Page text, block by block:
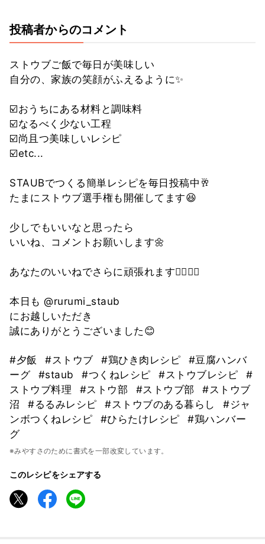
投稿者からのコメント
ストウブご飯で毎日が美味しい
自分の、家族の笑顔がふえるように✨
☑️おうちにある材料と調味料
☑️なるべく少ない工程
☑️尚且つ美味しいレシピ
☑️etc...
STAUBでつくる簡単レシピを毎日投稿中🥂
たまにストウブ選手権も開催してます😆
少しでもいいなと思ったら
いいね、コメントお願いします🌼
あなたのいいねでさらに頑張れます🙇‍♀️🙇‍♂️
本日も @rurumi_staub
にお越しいただき
誠にありがとうございました😊
#夕飯 #ストウブ #鶏ひき肉レシピ
#豆腐ハンバ
ーグ
#staub #つくねレシピ #ストウブレシピ
#
ストウブ料理
#ストウ部 #ストウブ部
#ストウブ
沼
#るるみレシピ #ストウブのある暮らし
#ジャ
ンボつくねレシピ
#ひらたけレシピ
#鶏ハンバー
グ
※みやすさのために書式を一部改変しています。
このレシピをシェアする